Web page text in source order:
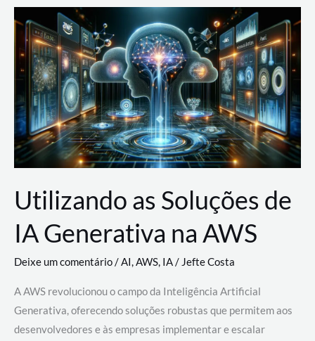
com
AWS
Utilizando as Soluções de
IA Generativa na AWS
Deixe um comentário/AI,AWS, IA/Jefte Costa
A AWS revolucionou o campo da Inteligência Artificial
Generativa, oferecendo soluções robustas que permitem aos
desenvolvedores e às empresas implementar e escalar